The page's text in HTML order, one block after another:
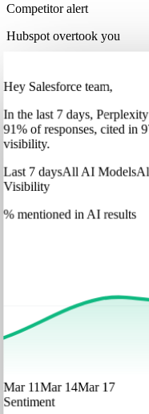
Competitor alert
Hubspot overtook you
Hey Salesforce team,
Inthe last 7 days, Perplexity
91% of responses, cited in
visibility.
Last 7 daysAll AI Models
Visibility
% mentioned in AI results
Mar 11Mar 14Mar 17
Sentiment